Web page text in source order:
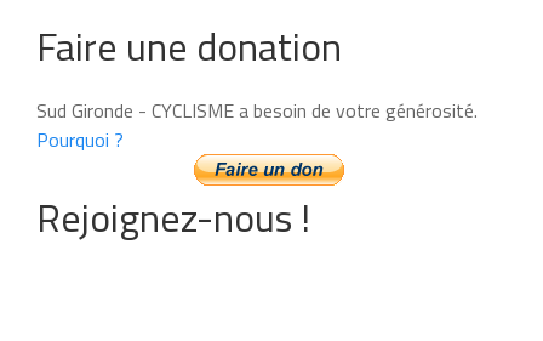
Faire une donation
Sud Gironde - CYCLISME a besoin de votre générosité.
Pourquoi ?
Rejoignez-nous !